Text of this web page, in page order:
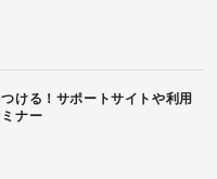
ける！サポートサイトや利用
ナー